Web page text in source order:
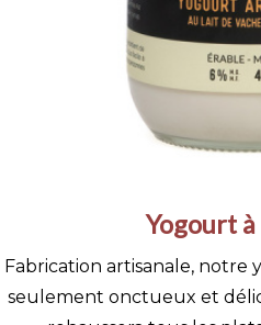
Yogourt
Fabrication artisanale, notre
seulement onctueux et